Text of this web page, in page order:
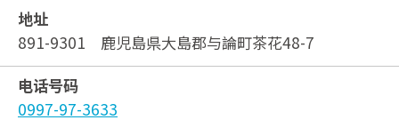
地址
891-9301 鹿児島県大島郡与論町茶花48-7
电话号码
0997-97-3633